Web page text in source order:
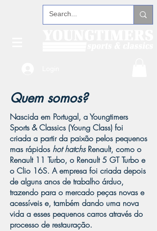
Quem somos?
Nascida em Portugal, a Youngtimers
Sports & Classics (Young Class) foi
criada a partir da paixão pelos pequenos
mas rápidos hot hatchsRenault, como o
Renault 11 Turbo, o Renault 5 GT Turbo e
o Clio 16S. A empresa foi criada depois
de alguns anos de trabalho árduo,
trazendo para o mercado peças novas e
acessíveis e, também dando uma nova
vida a esses pequenos carros através do
processo de restauração.